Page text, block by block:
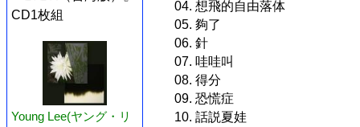
CD1枚組
Young Lee(ヤング・リ
04. 想飛的自由落体
05. 夠了
06. 針
07. 哇哇叫
08. 得分
09. 恐慌症
10. 話説夏娃